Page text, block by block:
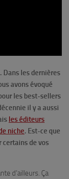
Dans les dernières
avons évoqué
les best-sellers
il y a aussi
les éditeurs
niche. Est-ce que
certains de vos
d’ailleurs. Ça